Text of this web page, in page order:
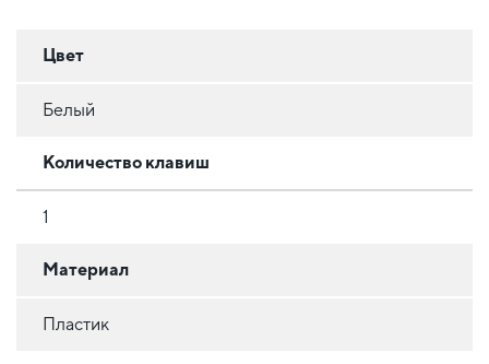
Цвет
Белый
Количество клавиш
1
Материал
Пластик